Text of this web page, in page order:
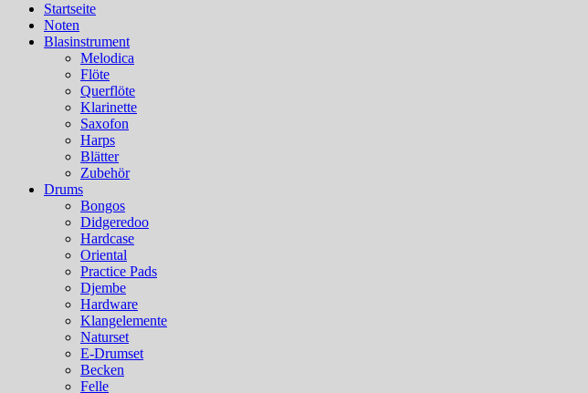
Startseite
Noten
Blasinstrument
Melodica
Flöte
Querflöte
Klarinette
Saxofon
Harps
Blätter
Zubehör
Drums
Bongos
Didgeredoo
Hardcase
Oriental
Practice Pads
Djembe
Hardware
Klangelemente
Naturset
E-Drumset
Becken
Felle